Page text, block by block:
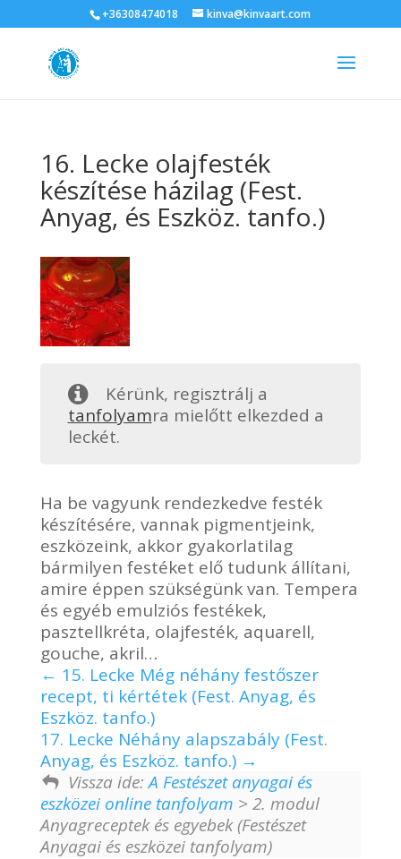
+36308474018 kinva@kinvaart.com
16. Lecke olajfesték
készítése házilag (Fest.
Anyag, és Eszköz. tanfo.)
Kérünk, regisztrálj a
tanfolyamra mielőtt elkezded a
leckét.
Ha be vagyunk rendezkedve festék
készítésére, vannak pigmentjeink,
eszközeink, akkor gyakorlatilag
bármilyen festéket elő tudunk állítani,
amire éppen szükségünk van. Tempera
és egyéb emulziós festékek,
pasztellkréta, olajfesték, aquarell,
gouche, akril…
15. Lecke Még néhány festőszer
recept, ti kértétek (Fest. Anyag, és
Eszköz. tanfo.)
17. Lecke Néhány alapszabály (Fest.
Anyag, és Eszköz. tanfo.)
Vissza ide:A Festészet anyagai és
eszközei online tanfolyam > 2. modul
Anyagreceptek és egyebek (Festészet
Anyagai és eszközei tanfolyam)